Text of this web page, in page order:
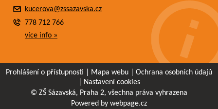
kucerova@zssazavska.cz
778 712 766
více info »
Prohlášení o přístupnosti Mapa webu
Ochrana osobních údajů
Nastavení cookies
© ZŠ Sázavská, Praha 2, všechna práva vyhrazena
Powered by webpage.cz